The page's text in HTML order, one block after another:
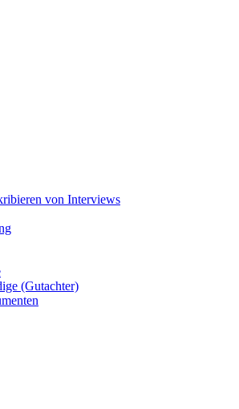
von Interviews
(Gutachter)